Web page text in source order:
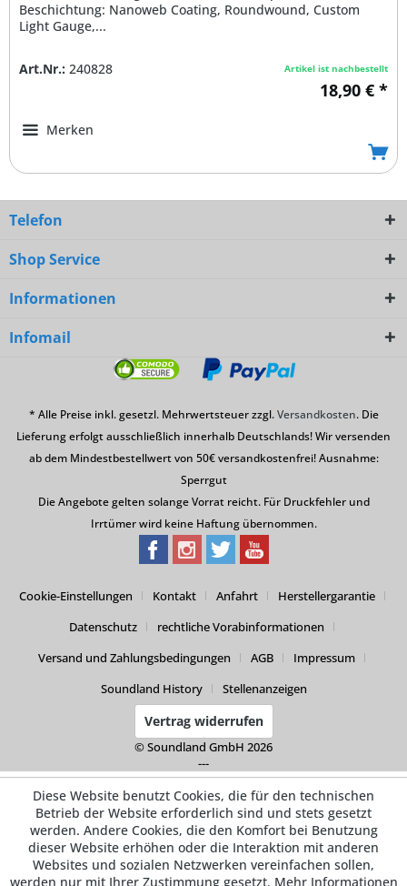
Beschichtung: Nanoweb Coating, Roundwound, Custom
Light Gauge,...
Art.Nr.: 240828 Artikel ist nachbestellt
18,90 € *
Merken
Telefon
Shop Service
Informationen
Infomail
* Alle Preise inkl. gesetzl. Mehrwertsteuer zzgl.Versandkosten. Die
Lieferung erfolgt ausschließlich innerhalb Deutschlands! Wir versenden
ab dem Mindestbestellwert von 50€ versandkostenfrei! Ausnahme:
Sperrgut
Die Angebote gelten solange Vorrat reicht. Für Druckfehler und
Irrtümer wird keine Haftung übernommen.
Cookie-Einstellungen Kontakt Anfahrt
Herstellergarantie
Datenschutz
rechtliche Vorabinformationen
Versand und Zahlungsbedingungen
AGB
Impressum
Soundland History
Stellenanzeigen
Vertrag widerrufen
© Soundland GmbH 2026
---
Diese Website benutzt Cookies, die für den technischen
Betrieb der Website erforderlich sind und stets gesetzt
werden. Andere Cookies, die den Komfort bei Benutzung
dieser Website erhöhen oder die Interaktion mit anderen
Websites und sozialen Netzwerken vereinfachen sollen,
werden nur mit Ihrer Zustimmung gesetzt. Mehr Informationen